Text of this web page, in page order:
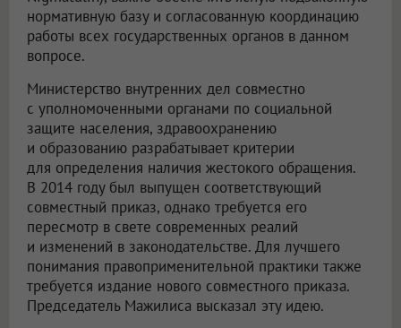
нормативную базу и согласованную координацию
работы всех государственных органов в данном
вопросе.
Министерство внутренних дел совместно
с уполномоченными органами по социальной
защите населения, здравоохранению
и образованию разрабатывает критерии
для определения наличия жестокого обращения.
В 2014 году был выпущен соответствующий
совместный приказ, однако требуется его
пересмотр в свете современных реалий
и изменений в законодательстве. Для лучшего
понимания правоприменительной практики также
требуется издание нового совместного приказа.
Председатель Мажилиса высказал эту идею.